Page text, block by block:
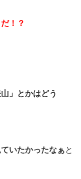
！？
」とかはどう
いたかったなぁと